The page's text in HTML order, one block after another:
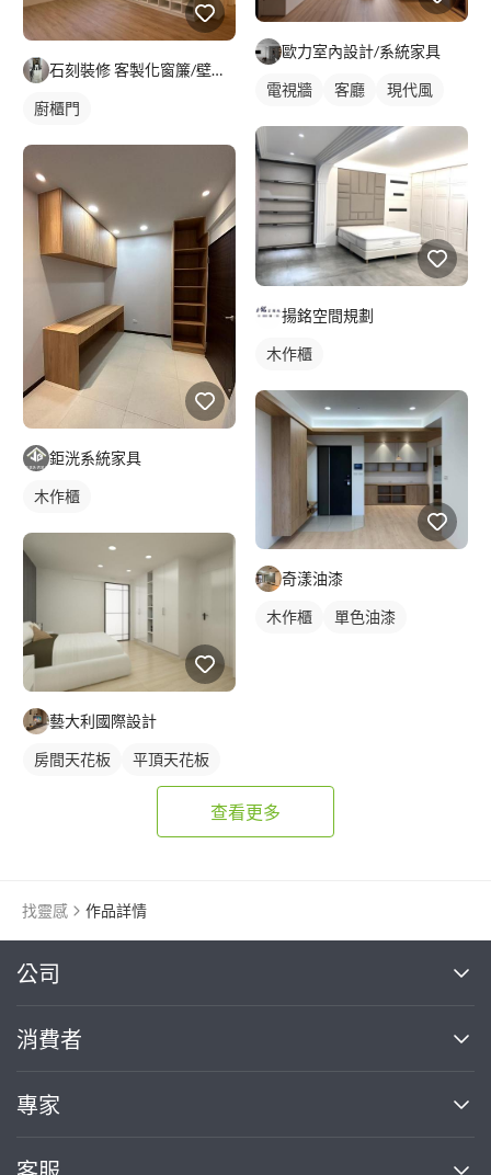
石刻裝修 客製化窗簾/壁紙/地板/系統櫃
廚櫃門
鉅洸系統家具
木作櫃
藝大利國際設計
房間天花板 平頂天花板
歐力室內設計/系統家具
電視牆 客廳 現代風
揚銘空間規劃
木作櫃
奇漾油漆
木作櫃 單色油漆
查看更多
找靈感 作品詳情
公司
關於我們
部落格
加入我們
消費者
買服務
專家
案件中心
繼續完成